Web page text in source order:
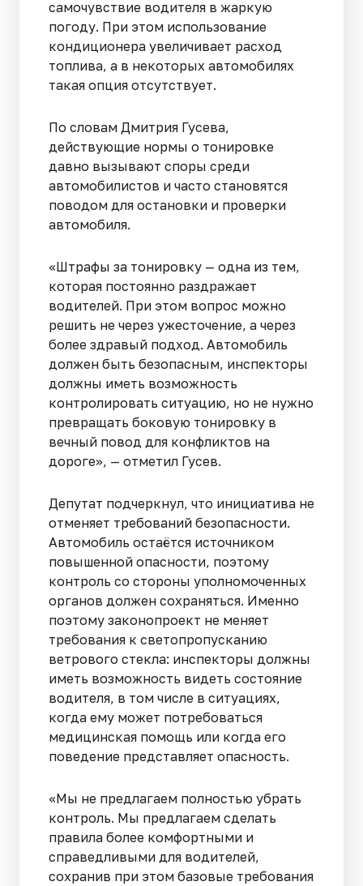
самочувствие водителя в жаркую
погоду. При этом использование
кондиционера увеличивает расход
топлива, а в некоторых автомобилях
такая опция отсутствует.
По словам Дмитрия Гусева,
действующие нормы о тонировке
давно вызывают споры среди
автомобилистов и часто становятся
поводом для остановки и проверки
автомобиля.
«Штрафы за тонировку — одна из тем,
которая постоянно раздражает
водителей. При этом вопрос можно
решить не через ужесточение, а через
более здравый подход. Автомобиль
должен быть безопасным, инспекторы
должны иметь возможность
контролировать ситуацию, но не нужно
превращать боковую тонировку в
вечный повод для конфликтов на
дороге», — отметил Гусев.
Депутат подчеркнул, что инициатива не
отменяет требований безопасности.
Автомобиль остаётся источником
повышенной опасности, поэтому
контроль со стороны уполномоченных
органов должен сохраняться. Именно
поэтому законопроект не меняет
требования к светопропусканию
ветрового стекла: инспекторы должны
иметь возможность видеть состояние
водителя, в том числе в ситуациях,
когда ему может потребоваться
медицинская помощь или когда его
поведение представляет опасность.
«Мы не предлагаем полностью убрать
контроль. Мы предлагаем сделать
правила более комфортными и
справедливыми для водителей,
сохранив при этом базовые требования